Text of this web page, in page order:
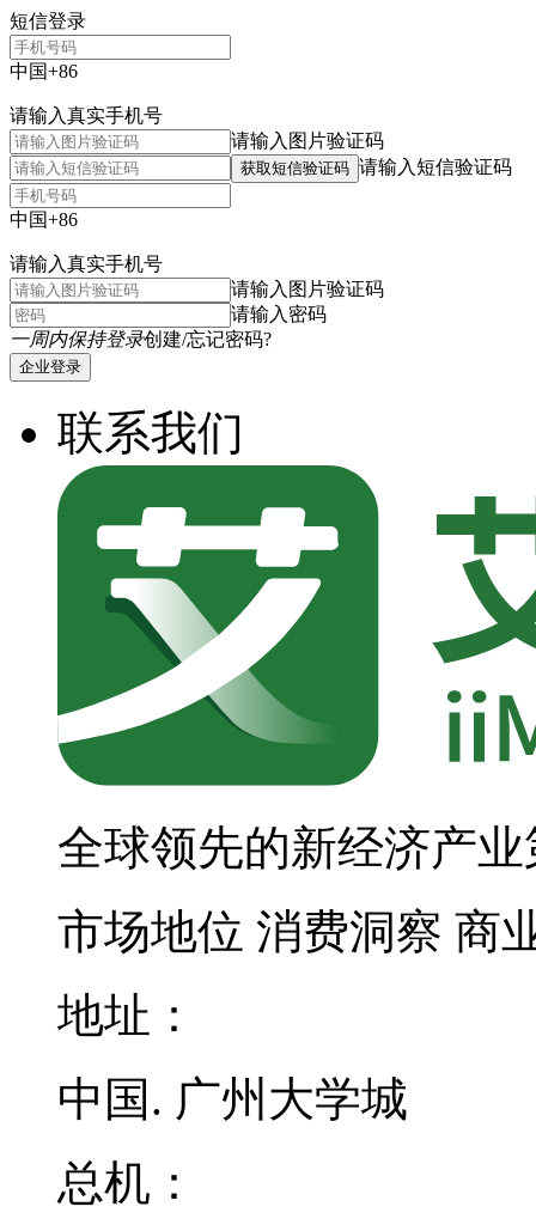
短信登录
中国+86
请输入真实手机号
请输入图片验证码
获取短信验证码 请输入短信验证码
中国+86
请输入真实手机号
请输入图片验证码
请输入密码
一周内保持登录创建/忘记密码?
企业登录
联系我们
全球领先的新经济产
市场地位 消费洞察 商
地址：
中国. 广州大学城
总机：